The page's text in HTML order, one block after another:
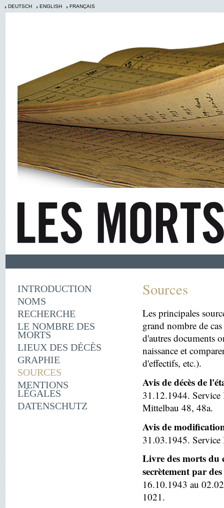
DEUTSCH ENGLISH FRANÇAIS
INTRODUCTION
NOMS
RECHERCHE
LE NOMBRE DES
MORTS
LIEUX DES DÉCÈS
GRAPHIE
SOURCES
MENTIONS
LÉGALES
DATENSCHUTZ
Sources
Les principales
grand nombre de
d'autres documents
naissance et
d'effectifs, etc.).
Avis de décès de
31.12.1944. Service
Mittelbau 48, 48a.
Avis de
31.03.1945. Service
Livre des morts du
secrètement par
16.10.1943 au
1021.